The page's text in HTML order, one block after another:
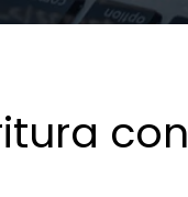
con